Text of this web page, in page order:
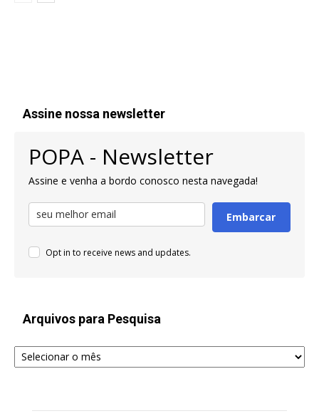
Assine nossa newsletter
POPA - Newsletter
Assine e venha a bordo conosco nesta navegada!
Embarcar
Opt in to receive news and updates.
Arquivos para Pesquisa
Arquivos
para